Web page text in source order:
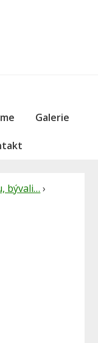
Galerie
bývali… ›